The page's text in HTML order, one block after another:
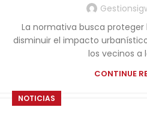
La normativa busca proteger
disminuir el impacto
los vecinos a
CONTINUE
NOTICIAS